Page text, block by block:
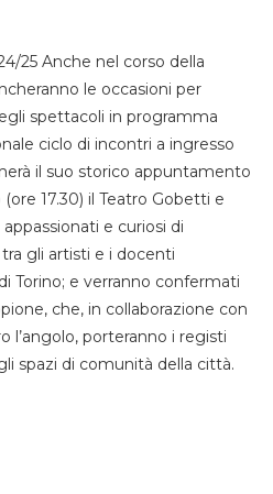
25 Anche nel corso della
le occasioni per
spettacoli in programma
ciclo di incontri a ingresso
il suo storico appuntamento
17.30) il Teatro Gobetti e
e curiosi di
gli artisti e i docenti
Torino; e verranno confermati
che, in collaborazione con
l’angolo, porteranno i registi
spazi di comunità della città.